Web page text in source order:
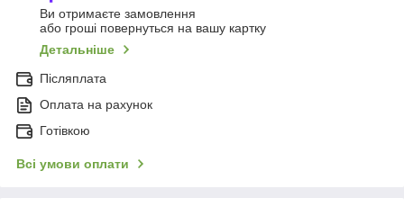
Ви отримаєте замовлення
або гроші повернуться на вашу картку
Детальніше
Післяплата
Оплата на рахунок
Готівкою
Всі умови оплати